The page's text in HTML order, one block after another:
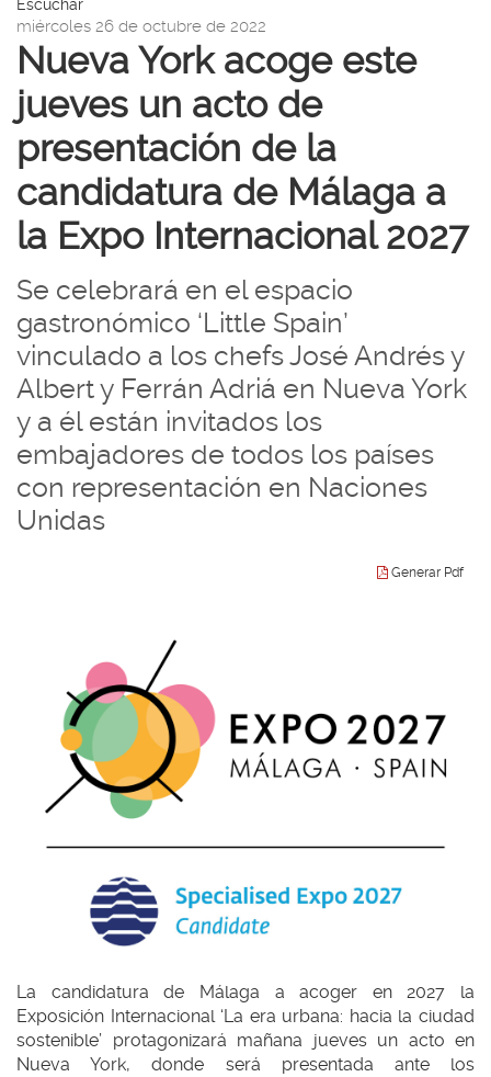
la
Expo
Internacional
2027
página
de
inicio
Escuchar
miércoles 26 de octubre de 2022
Nueva York acoge este
jueves un acto de
presentación de la
candidatura de Málaga a
la Expo Internacional 2027
Se celebrará en el espacio
gastronómico ‘Little Spain’
vinculado a los chefs José Andrés y
Albert y Ferrán Adriá en Nueva York
y a él están invitados los
embajadores de todos los países
con representación en Naciones
Unidas
Generar Pdf
La candidatura de Málaga a acoger en 2027 la
Exposición Internacional ‘La era urbana: hacia la ciudad
sostenible’ protagonizará mañana jueves un acto en
Nueva York, donde será presentada ante los